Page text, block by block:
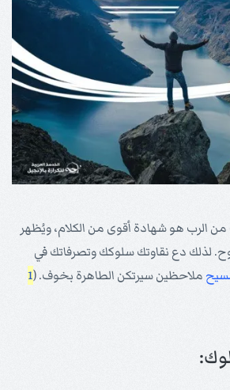
الرب هو شهادة أقوى من الكلام، ويُظهر
لذلك دع نقاوتك سلوكك وتصرفاتك في
ملاحظين سيرتكن الطاهرة بخوف. (1